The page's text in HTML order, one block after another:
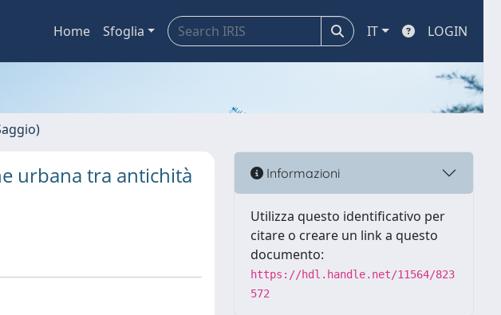
Home Sfoglia IT LOGIN
urbana tra antichità
Informazioni
Utilizza questo identificativo per
citare o creare un link a questo
documento:
https://hdl.handle.net/11564/823
572